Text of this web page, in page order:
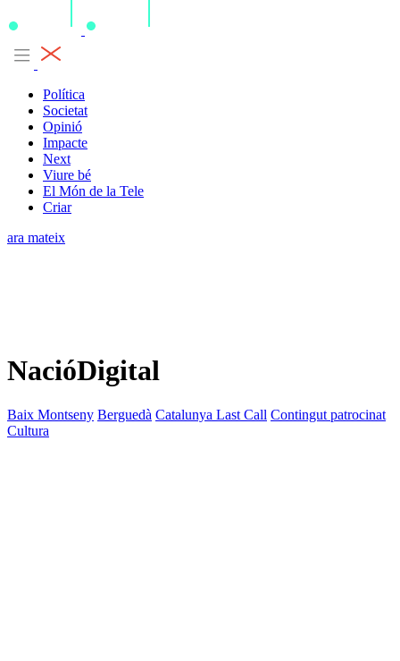
Política
Societat
Opinió
Impacte
Next
Viure bé
El Món de la Tele
Criar
ara mateix
NacióDigital
Baix Montseny Berguedà Catalunya Last Call Contingut patrocinat
Cultura